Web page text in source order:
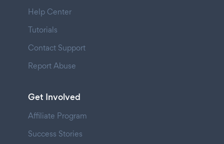
Help Center
Tutorials
Contact Support
Report Abuse
Get Involved
Affiliate Program
Success Stories